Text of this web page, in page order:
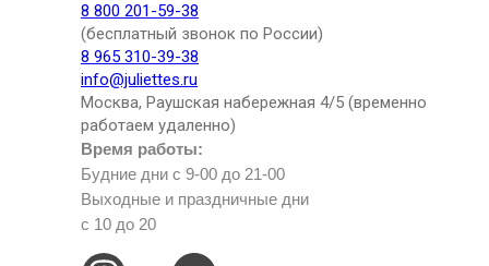
Время работы:
Будние дни с 9-00 до 21-00
Выходные и праздничные дни
с 10 до 20
8 800 201-59-38
(бесплатный звонок по России)
8 965 310-39-38
info@juliettes.ru
Москва, Раушская набережная 4/5 (временно
работаем удаленно)